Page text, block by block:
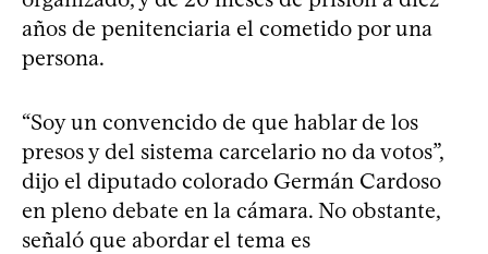
años de penitenciaria el cometido por una
persona.
“Soy un convencido de que hablar de los
presos y del sistema carcelario no da votos”,
dijo el diputado colorado Germán Cardoso
en pleno debate en la cámara. No obstante,
señaló que abordar el tema es